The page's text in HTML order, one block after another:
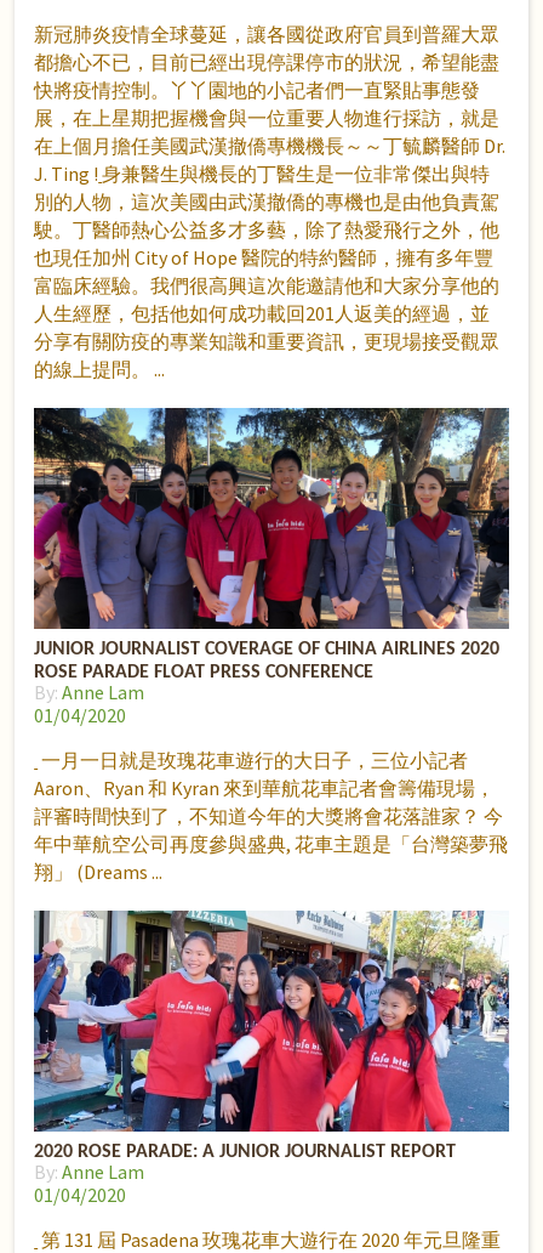
新冠肺炎疫情全球蔓延，讓各國從政府官員到普羅大眾
都擔心不已，目前已經出現停課停市的狀況，希望能盡
快將疫情控制。丫丫園地的小記者們一直緊貼事態發
展，在上星期把握機會與一位重要人物進行採訪，就是
在上個月擔任美國武漢撤僑專機機長～～丁毓麟醫師 Dr.
J. Ting ! 身兼醫生與機長的丁醫生是一位非常傑出與特
別的人物，這次美國由武漢撤僑的專機也是由他負責駕
駛。丁醫師熱心公益多才多藝，除了熱愛飛行之外，他
也現任加州 City of Hope 醫院的特約醫師，擁有多年豐
富臨床經驗。我們很高興這次能邀請他和大家分享他的
人生經歷，包括他如何成功載回201人返美的經過，並
分享有關防疫的專業知識和重要資訊，更現場接受觀眾
的線上提問。
JUNIOR JOURNALIST COVERAGE OF CHINA AIRLINES 2020
ROSE PARADE FLOAT PRESS CONFERENCE
By: Anne Lam
01/04/2020
一月一日就是玫瑰花車遊行的大日子，三位小記者
Aaron、Ryan 和 Kyran 來到華航花車記者會籌備現場，
評審時間快到了，不知道今年的大獎將會花落誰家？ 今
年中華航空公司再度參與盛典, 花車主題是「台灣築夢飛
翔」 (Dreams
2020 ROSE PARADE: A JUNIOR JOURNALIST REPORT
By: Anne Lam
01/04/2020
第 131 屆 Pasadena 玫瑰花車大遊行在 2020 年元旦隆重